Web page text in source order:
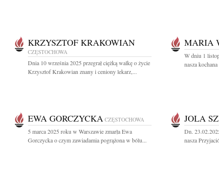
KRZYSZTOF KRAKOWIAN
CZĘSTOCHOWA
Dnia 10 września 2025 przegrał ciężką walkę o życie
Krzysztof Krakowian znany i ceniony lekarz,...
MARIA
W dniu 1
nasza
EWA GORCZYCKA CZĘSTOCHOWA
5 marca 2025 roku w Warszawie zmarła Ewa
Gorczycka o czym zawiadamia pogrążona w bólu...
JOLA
Dn.
nasza